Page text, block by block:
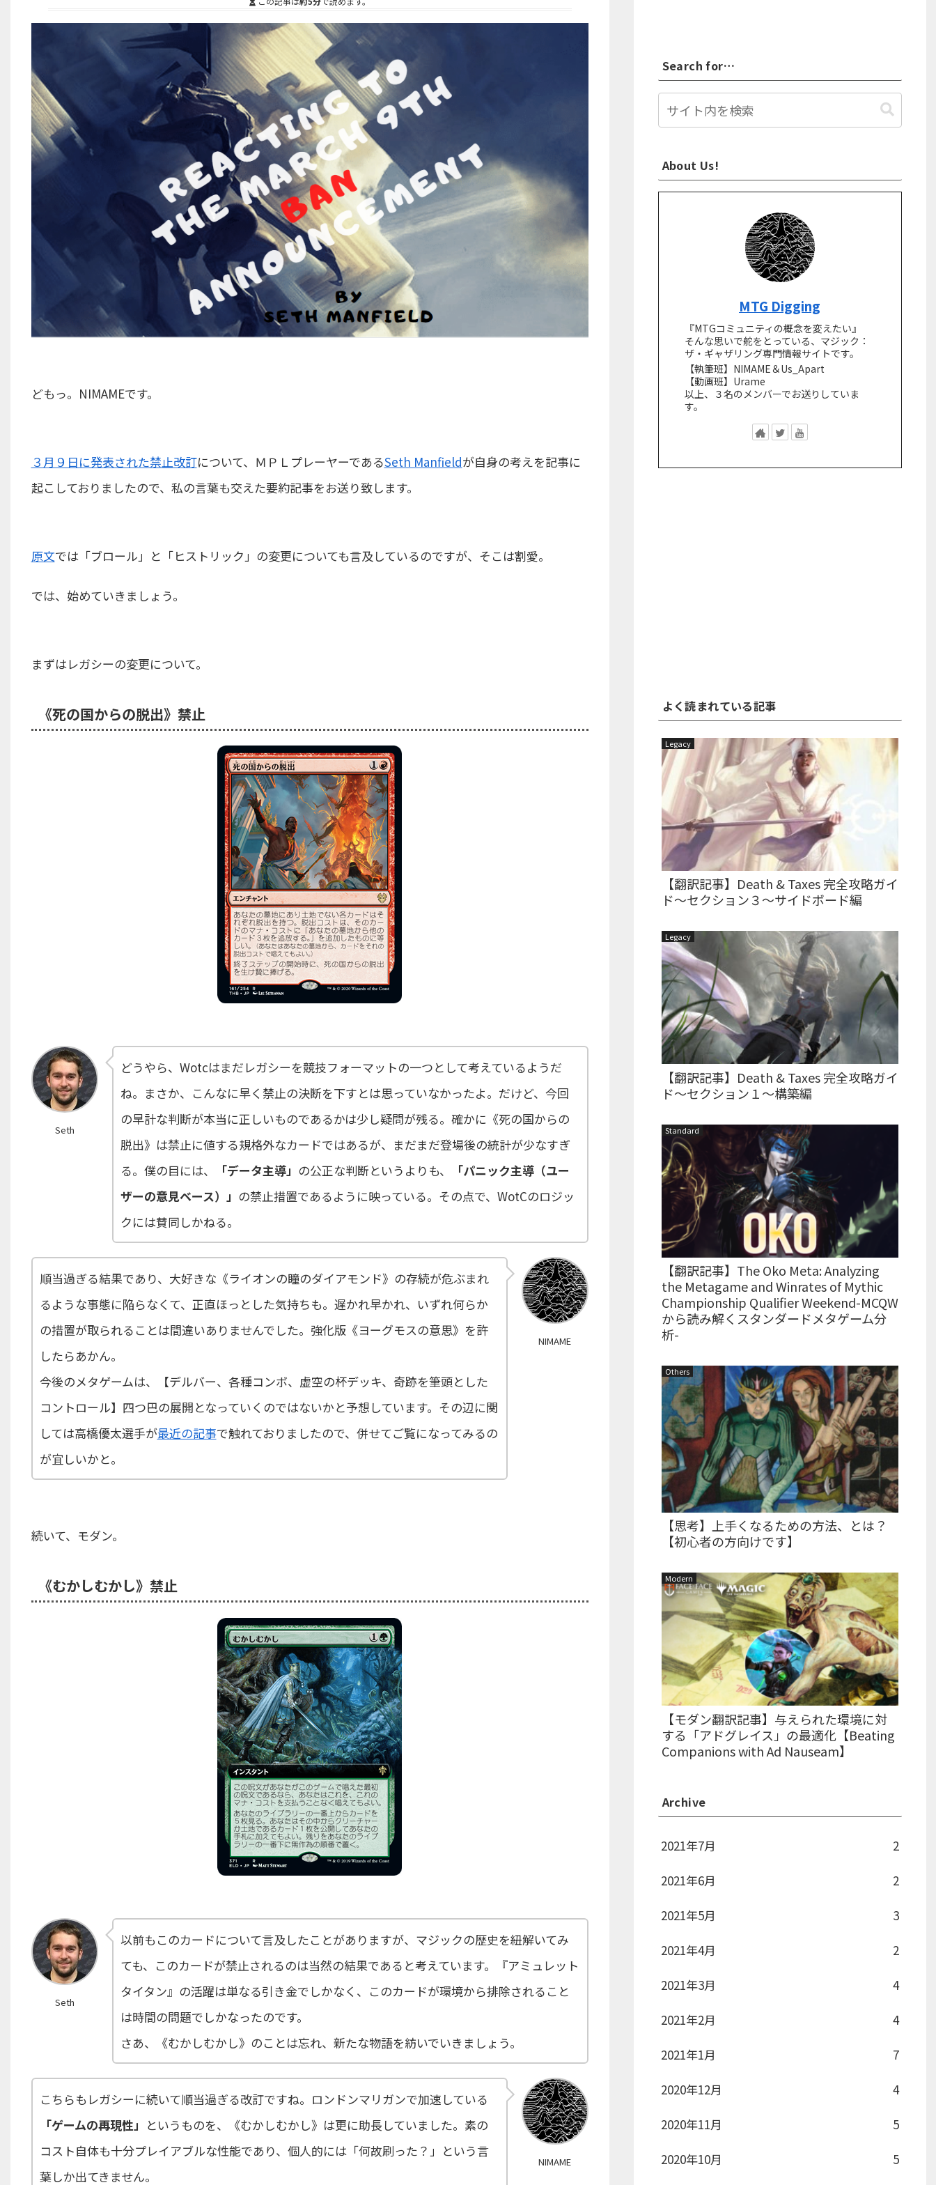
どもっ。NIMAMEです。
３月９日に発表された禁止改訂について、ＭＰＬプレーヤーであるSeth Manfieldが自身の考えを記事に
起こしておりましたので、私の言葉も交えた要約記事をお送り致します。
原文では「ブロール」と「ヒストリック」の変更についても言及しているのですが、そこは割愛。
では、始めていきましょう。
まずはレガシーの変更について。
《死の国からの脱出》禁止
Seth
どうやら、Wotcはまだレガシーを競技フォーマットの一つとして考えているようだ
ね。まさか、こんなに早く禁止の決断を下すとは思っていなかったよ。だけど、今回
の早計な判断が本当に正しいものであるかは少し疑問が残る。確かに《死の国からの
脱出》は禁止に値する規格外なカードではあるが、まだまだ登場後の統計が少なすぎ
る。僕の目には、
「データ主導」 の公正な判断というよりも、
「パニック主導（ユー
ザーの意見ベース）」 の禁止措置であるように映っている。その点で、WotCのロジッ
クには賛同しかねる。
NIMAME
順当過ぎる結果であり、大好きな《ライオンの瞳のダイアモンド》の存続が危ぶまれ
るような事態に陥らなくて、正直ほっとした気持ちも。遅かれ早かれ、いずれ何らか
の措置が取られることは間違いありませんでした。強化版《ヨーグモスの意思》を許
したらあかん。
今後のメタゲームは、【デルバー、各種コンボ、虚空の杯デッキ、奇跡を筆頭とした
コントロール】四つ巴の展開となっていくのではないかと予想しています。その辺に関
しては高橋優太選手が最近の記事で触れておりましたので、併せてご覧になってみるの
が宜しいかと。
続いて、モダン。
《むかしむかし》禁止
Seth
以前もこのカードについて言及したことがありますが、マジックの歴史を紐解いてみ
ても、このカードが禁止されるのは当然の結果であると考えています。『アミュレット
タイタン』の活躍は単なる引き金でしかなく、このカードが環境から排除されること
は時間の問題でしかなったのです。
さあ、《むかしむかし》のことは忘れ、新たな物語を紡いでいきましょう。
NIMAME
こちらもレガシーに続いて順当過ぎる改訂ですね。ロンドンマリガンで加速している
「ゲームの再現性」 というものを、《むかしむかし》は更に助長していました。素の
コスト自体も十分プレイアブルな性能であり、個人的には「何故刷った？」という言
葉しか出てきません。
Search for…
About Us!
MTG Digging
『MTGコミュニティの概念を変えたい』
そんな思いで舵をとっている、マジック：
ザ・ギャザリング専門情報サイトです。
【執筆班】NIMAME＆Us_Apart
【動画班】Urame
以上、３名のメンバーでお送りしていま
す。
よく読まれている記事
Legacy
【翻訳記事】Death & Taxes 完全攻略ガイ
ド～セクション３～サイドボード編
Legacy
【翻訳記事】Death & Taxes 完全攻略ガイ
ド～セクション１～構築編
Standard
【翻訳記事】The Oko Meta: Analyzing
the Metagame and Winrates of Mythic
Championship Qualifier Weekend-MCQW
から読み解くスタンダードメタゲーム分
析-
Others
【思考】上手くなるための方法、とは？
【初心者の方向けです】
Modern
【モダン翻訳記事】与えられた環境に対
する「アドグレイス」の最適化【Beating
Companions with Ad Nauseam】
Archive
2021年7月
2
2021年6月
2
2021年5月
3
2021年4月
2
2021年3月
4
2021年2月
4
2021年1月
7
2020年12月
4
2020年11月
5
2020年10月
5